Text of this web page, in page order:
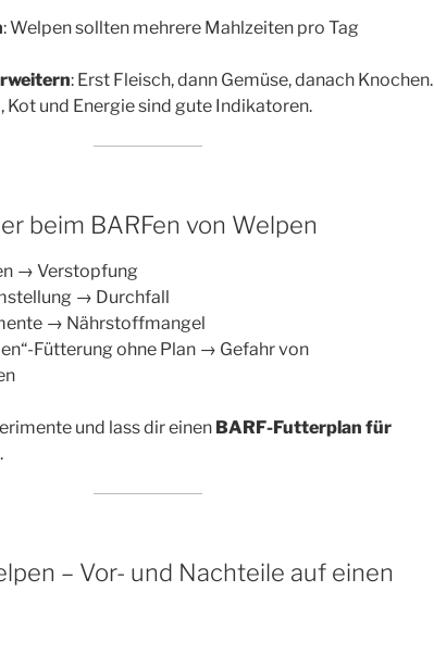
: Welpen sollten mehrere Mahlzeiten pro Tag
: Erst Fleisch, dann Gemüse, danach Knochen.
Kot und Energie sind gute Indikatoren.
beim BARFen von Welpen
→ Verstopfung
→ Durchfall
→ Nährstoffmangel
Fütterung ohne Plan → Gefahr von
und lass dir einen BARF-Futterplan für
– Vor- und Nachteile auf einen